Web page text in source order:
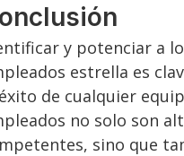
y potenciar a
estrella es
de cualquier
no solo son
sino que